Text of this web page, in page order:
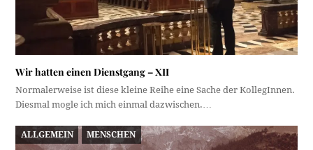
Wir hatten einen Dienstgang – XII
Normalerweise ist diese kleine Reihe eine Sache der KollegInnen.
Diesmal mogle ich mich einmal dazwischen.…
ALLGEMEIN MENSCHEN